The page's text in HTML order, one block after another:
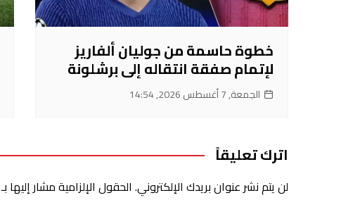
خطوة حاسمة من جوليان ألفاريز
لإتمام صفقة انتقاله إلى برشلونة
الجمعة, 7 أغسطس 2026, 14:54
اترك تعليقاً
لن يتم نشر عنوان بريدك الإلكتروني. الحقول الإلزامية مشار إليها بـ